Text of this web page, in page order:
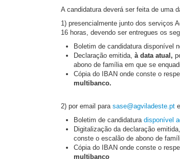
A candidatura deverá ser feita de uma
1) presencialmente junto dos serviços
16 horas, devendo ser entregues os
Boletim de candidatura disponível
Declaração emitida, à data atual,
abono de família em que se
Cópia do IBAN onde conste o
multibanco.
2) por email para sase@agviladeste.pt
Boletim de candidatura disponível
Digitalização da declaração emitida,
conste o escalão de abono de
Cópia do IBAN onde conste o
multibanco